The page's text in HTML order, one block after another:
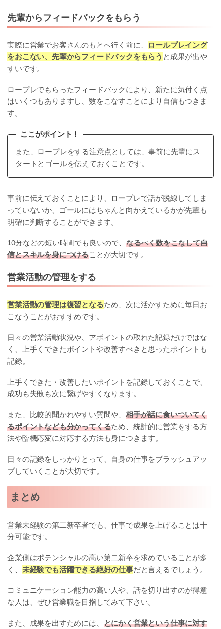
先輩からフィードバックをもらう
実際に営業でお客さんのもとへ行く前に、
ロールプレイング
をおこない、先輩からフィードバックをもらう と成果が出や
すいです。
ロープレでもらったフィードバックにより、新たに気付く点
はいくつもありますし、数をこなすことにより自信もつきま
す。
ここがポイント！
また、ロープレをする注意点としては、事前に先輩にス
タートとゴールを伝えておくことです。
事前に伝えておくことにより、ロープレで話が脱線してしま
っていないか、ゴールにはちゃんと向かえているかが先輩も
明確に判断することができます。
10分などの短い時間でも良いので、 なるべく数をこなして自
信とスキルを身につけることが大切です。
営業活動の管理をする
営業活動の管理は復習となるため、次に活かすために毎日お
こなうことがおすすめです。
日々の営業活動状況や、アポイントの取れた記録だけではな
く、上手くできたポイントや改善すべきと思ったポイントも
記録。
上手くできた・改善したいポイントを記録しておくことで、
成功も失敗も次に繋げやすくなります。
また、比較的聞かれやすい質問や、 相手が話に食いついてく
るポイントなども分かってくるため、統計的に営業をする方
法や臨機応変に対応する方法も身につきます。
日々の記録をしっかりとって、自身の仕事をブラッシュアッ
プしていくことが大切です。
まとめ
営業未経験の第二新卒者でも、仕事で成果を上げることは十
分可能です。
企業側はポテンシャルの高い第二新卒を求めていることが多
く、 未経験でも活躍できる絶好の仕事だと言えるでしょう。
コミュニケーション能力の高い人や、話を切り出すのが得意
な人は、ぜひ営業職を目指してみて下さい。
また、成果を出すためには、 とにかく営業という仕事に対す